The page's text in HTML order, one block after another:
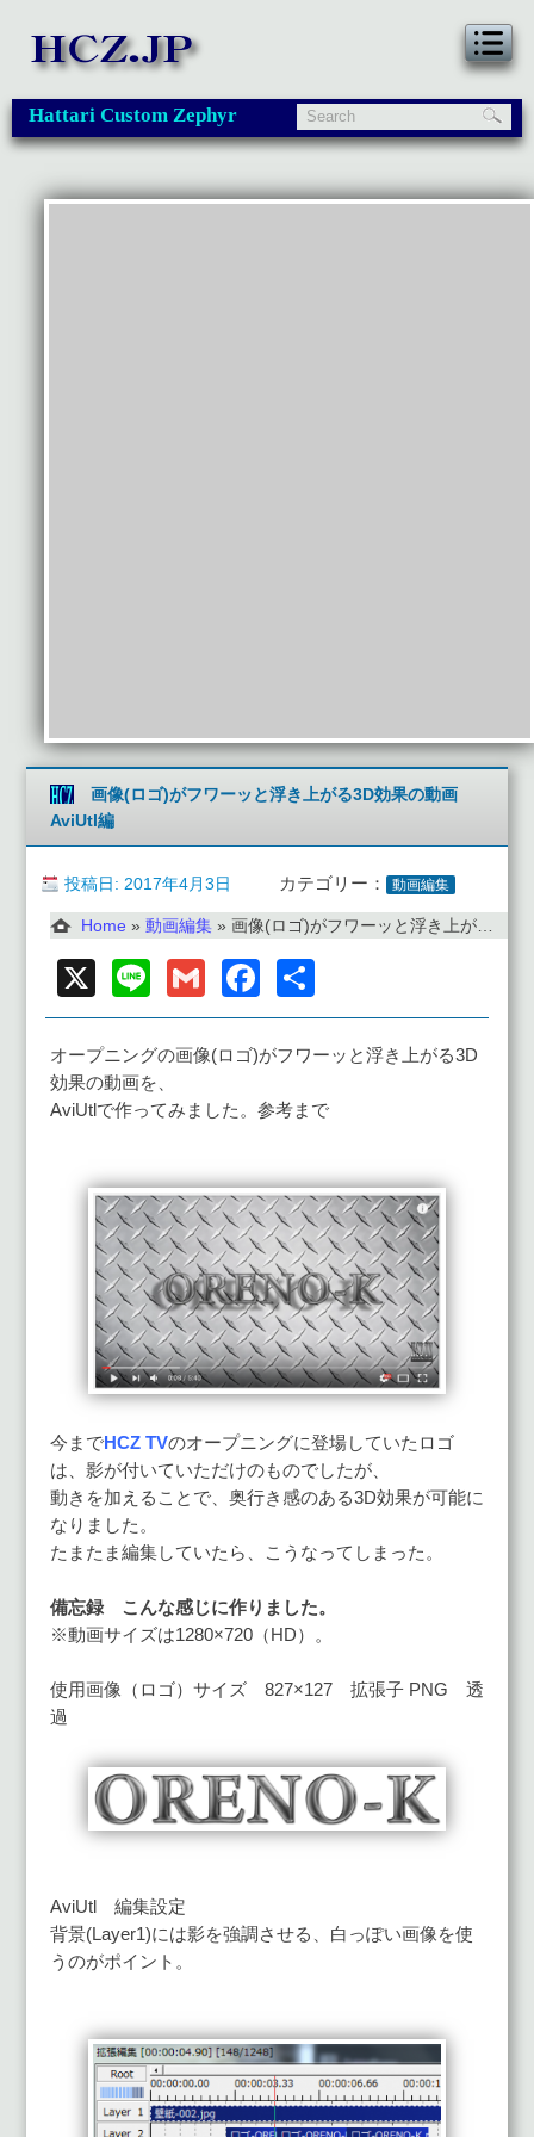
Hattari Custom Zephyr
画像(ロゴ)がフワーッと浮き上がる3D効果の動画
AviUtl編
投稿日: 2017年4月3日 カテゴリー： 動画編集
Home » 動画編集 » 画像(ロゴ)がフワーッと浮き上がる3D効果の動画 AviUtl編
X Line GmailFacebook
有
オープニングの画像(ロゴ)がフワーッと浮き上がる3D
効果の動画を、
AviUtlで作ってみました。参考まで
今までHCZ TVのオープニングに登場していたロゴ
は、影が付いていただけのものでしたが、
動きを加えることで、奥行き感のある3D効果が可能に
なりました。
たまたま編集していたら、こうなってしまった。
備忘録 こんな感じに作りました。
※動画サイズは1280×720（HD）。
使用画像（ロゴ）サイズ 827×127 拡張子 PNG 透
過
AviUtl 編集設定
背景(Layer1)には影を強調させる、白っぽい画像を使
うのがポイント。